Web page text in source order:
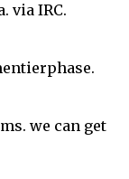
via IRC.
we can get